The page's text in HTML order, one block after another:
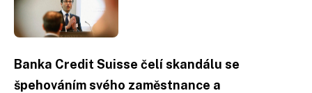
Banka Credit Suisse čelí skandálu se
špehováním svého zaměstnance a